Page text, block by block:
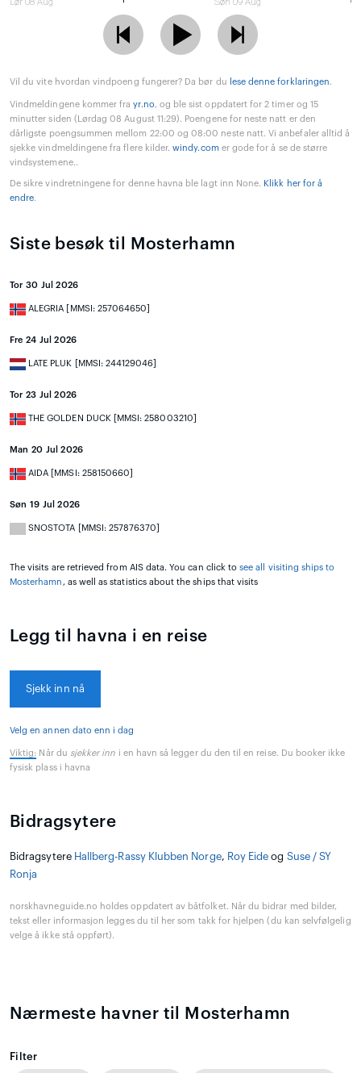
Vil du vite hvordan vindpoeng fungerer? Da bør du lese denne forklaringen.
Vindmeldingene kommer frayr.no, og ble sist oppdatert for 2 timer og 15
minutter siden (Lørdag 08 August 11:29). Poengene for neste natt er den
dårligste poengsummen mellom 22:00 og 08:00 neste natt. Vi anbefaler alltid å
sjekke vindmeldingene fra flere kilder.windy.comer gode for å se de større
vindsystemene..
De sikre vindretningene for denne havna ble lagt inn None. Klikk her for å
endre.
Siste besøk til Mosterhamn
Tor 30 Jul 2026
ALEGRIA [MMSI: 257064650]
Fre 24 Jul 2026
LATE PLUK [MMSI: 244129046]
Tor 23 Jul 2026
THE GOLDEN DUCK [MMSI: 258003210]
Man 20 Jul 2026
AIDA [MMSI: 258150660]
Søn 19 Jul 2026
SNOSTOTA [MMSI: 257876370]
The visits are retrieved from AIS data. You can click tosee all visiting ships to
Mosterhamn, as well as statistics about the ships that visits
Legg til havna i en reise
Sjekk inn nå
Velg en annen dato enn i dag
Viktig: Når du sjekker inn i en havn så legger du den til en reise. Du booker ikke
fysisk plass i havna
Bidragsytere
Bidragsytere Hallberg-Rassy Klubben Norge, Roy Eide og Suse / SY
Ronja
norskhavneguide.no holdes oppdatert av båtfolket. Når du bidrar med bilder,
tekst eller informasjon legges du til her som takk for hjelpen (du kan selvfølgelig
velge å ikke stå oppført).
Nærmeste havner til Mosterhamn
Filter